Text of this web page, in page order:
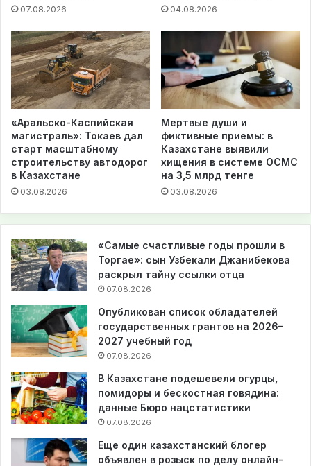
07.08.2026 04.08.2026
«Аральско-Каспийская
магистраль»: Токаев дал
старт масштабному
строительству автодорог
в Казахстане
03.08.2026
Мертвые души и
фиктивные приемы: в
Казахстане выявили
хищения в системе ОСМС
на 3,5 млрд тенге
03.08.2026
«Самые счастливые годы прошли в
Торгае»: сын Узбекали Джанибекова
раскрыл тайну ссылки отца
07.08.2026
Опубликован список обладателей
государственных грантов на 2026–
2027 учебный год
07.08.2026
В Казахстане подешевели огурцы,
помидоры и бескостная говядина:
данные Бюро нацстатистики
07.08.2026
Еще один казахстанский блогер
объявлен в розыск по делу онлайн-